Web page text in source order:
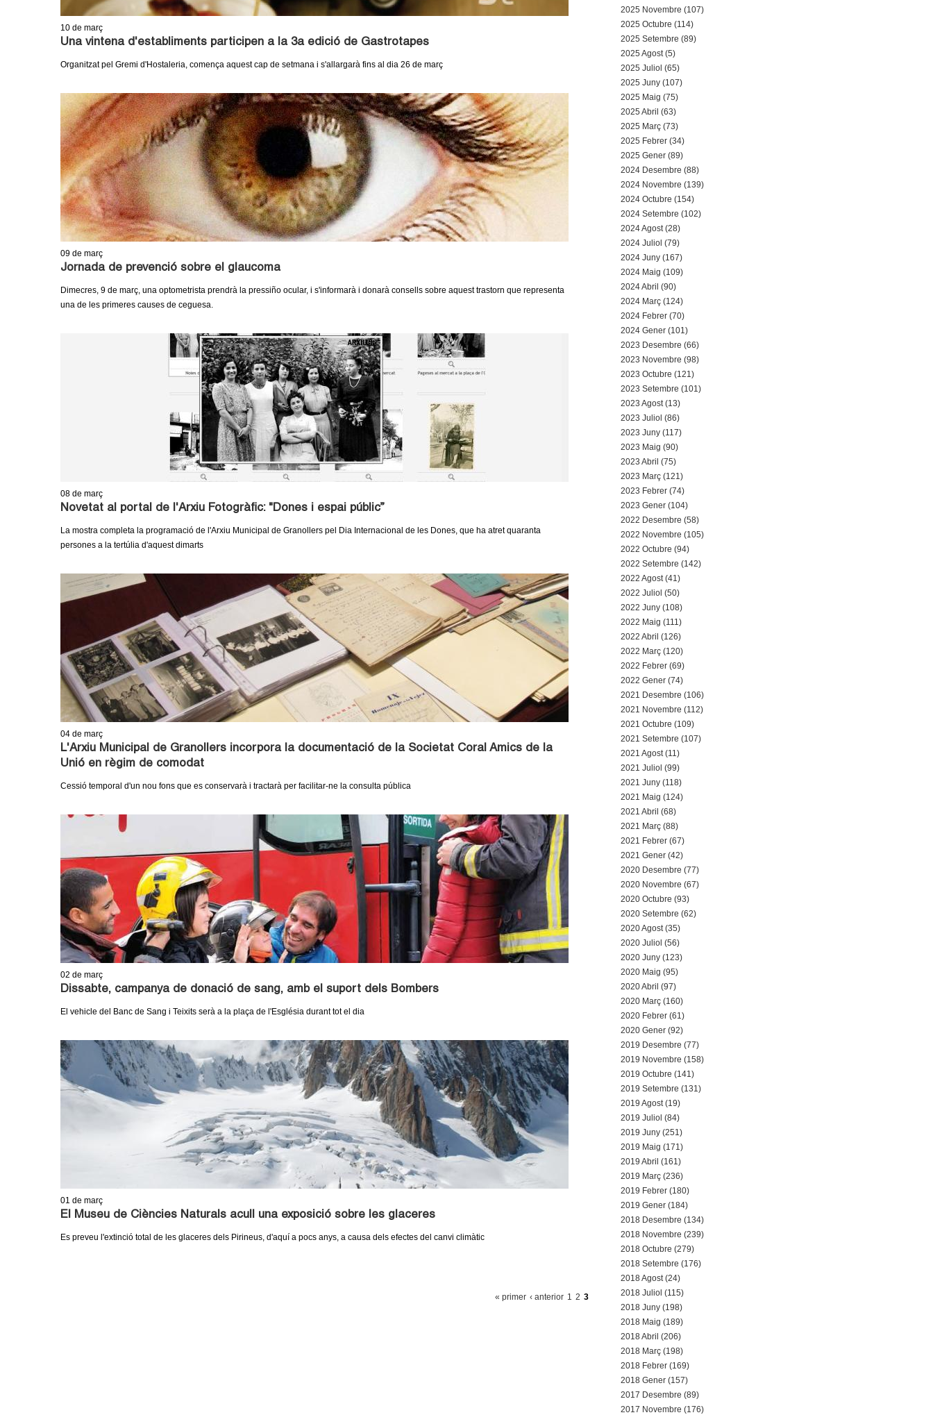
m
e
n
t
d
e
G
r
a
n
o
2025 Novembre (107)
2025 Octubre (114)
2025 Setembre (89)
2025 Agost (5)
2025 Juliol (65)
2025 Juny (107)
2025 Maig (75)
2025 Abril (63)
2025 Març (73)
2025 Febrer (34)
2025 Gener (89)
2024 Desembre (88)
2024 Novembre (139)
2024 Octubre (154)
2024 Setembre (102)
2024 Agost (28)
2024 Juliol (79)
2024 Juny (167)
2024 Maig (109)
2024 Abril (90)
2024 Març (124)
2024 Febrer (70)
2024 Gener (101)
2023 Desembre (66)
2023 Novembre (98)
2023 Octubre (121)
2023 Setembre (101)
2023 Agost (13)
2023 Juliol (86)
2023 Juny (117)
2023 Maig (90)
2023 Abril (75)
2023 Març (121)
2023 Febrer (74)
2023 Gener (104)
2022 Desembre (58)
2022 Novembre (105)
2022 Octubre (94)
2022 Setembre (142)
2022 Agost (41)
2022 Juliol (50)
2022 Juny (108)
2022 Maig (111)
2022 Abril (126)
2022 Març (120)
2022 Febrer (69)
2022 Gener (74)
2021 Desembre (106)
2021 Novembre (112)
2021 Octubre (109)
2021 Setembre (107)
2021 Agost (11)
2021 Juliol (99)
2021 Juny (118)
2021 Maig (124)
2021 Abril (68)
2021 Març (88)
2021 Febrer (67)
2021 Gener (42)
2020 Desembre (77)
2020 Novembre (67)
2020 Octubre (93)
2020 Setembre (62)
2020 Agost (35)
2020 Juliol (56)
2020 Juny (123)
2020 Maig (95)
2020 Abril (97)
2020 Març (160)
2020 Febrer (61)
2020 Gener (92)
2019 Desembre (77)
2019 Novembre (158)
2019 Octubre (141)
2019 Setembre (131)
2019 Agost (19)
2019 Juliol (84)
2019 Juny (251)
2019 Maig (171)
2019 Abril (161)
2019 Març (236)
2019 Febrer (180)
2019 Gener (184)
2018 Desembre (134)
2018 Novembre (239)
2018 Octubre (279)
2018 Setembre (176)
2018 Agost (24)
2018 Juliol (115)
2018 Juny (198)
2018 Maig (189)
2018 Abril (206)
2018 Març (198)
2018 Febrer (169)
2018 Gener (157)
2017 Desembre (89)
2017 Novembre (176)
10 de març
Una vintena d'establiments participen a la 3a edició de Gastrotapes
Organitzat pel Gremi d'Hostaleria, comença aquest cap de setmana i s'allargarà fins al dia 26 de març
09 de març
Jornada de prevenció sobre el glaucoma
Dimecres, 9 de març, una optometrista prendrà la pressiño ocular, i s'informarà i donarà consells sobre aquest trastorn que representa
una de les primeres causes de ceguesa.
08 de març
Novetat al portal de l'Arxiu Fotogràfic: "Dones i espai públic”
La mostra completa la programació de l'Arxiu Municipal de Granollers pel Dia Internacional de les Dones, que ha atret quaranta
persones a la tertúlia d'aquest dimarts
04 de març
L'Arxiu Municipal de Granollers incorpora la documentació de la Societat Coral Amics de la
Unió en règim de comodat
Cessió temporal d'un nou fons que es conservarà i tractarà per facilitar-ne la consulta pública
02 de març
Dissabte, campanya de donació de sang, amb el suport dels Bombers
El vehicle del Banc de Sang i Teixits serà a la plaça de l'Església durant tot el dia
01 de març
El Museu de Ciències Naturals acull una exposició sobre les glaceres
Es preveu l'extinció total de les glaceres dels Pirineus, d'aquí a pocs anys, a causa dels efectes del canvi climàtic
« primer ‹ anterior 1 2 3